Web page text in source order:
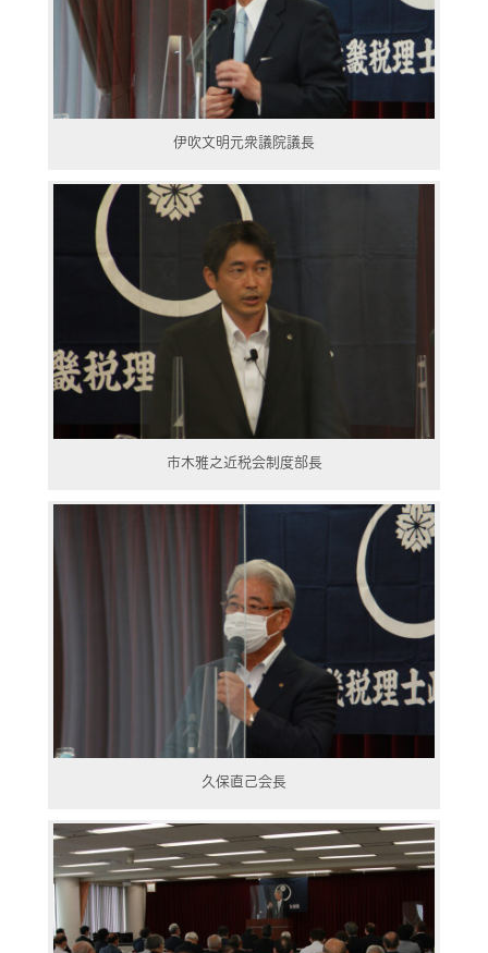
伊吹文明元衆議院議長
市木雅之近税会制度部長
久保直己会長